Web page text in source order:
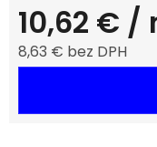
10,62 € /
8,63 € bez DPH